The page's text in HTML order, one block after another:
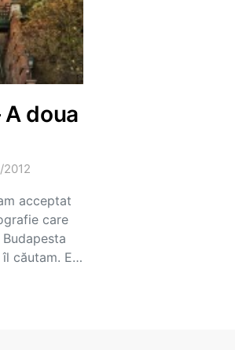
A doua
acceptat
care
căutam. E…